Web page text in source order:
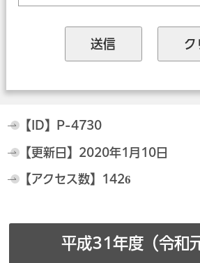
【ID】 P-4730
【更新日】 2020年1月10日
【アクセス数】 1426
平成31年度（令和